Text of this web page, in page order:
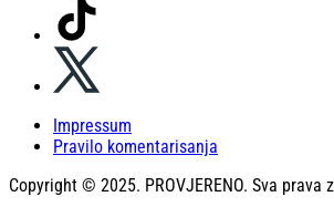
Impressum
Pravilo komentarisanja
Copyright © 2025. PROVJERENO. Sva prava